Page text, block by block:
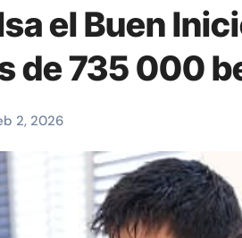
el Buen
de 735 000
2, 2026